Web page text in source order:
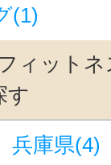
阪)(1)
駅(1)
伽
(1)
四ツ橋
駅(1)
新
(1)
ィット
す
兵庫県(4)